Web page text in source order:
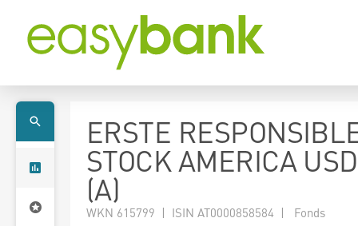
ERSTE
STOCK AMERICA
(A)
WKN 615799 | ISIN AT0000858584 | Fonds